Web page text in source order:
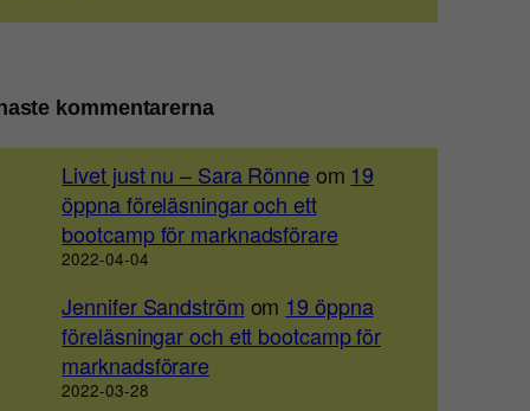
kommentarerna
Livet just nu – Sara Rönne om 19
öppna föreläsningar och ett
bootcamp för marknadsförare
2022-04-04
Jennifer Sandström om 19 öppna
föreläsningar och ett bootcamp för
marknadsförare
2022-03-28